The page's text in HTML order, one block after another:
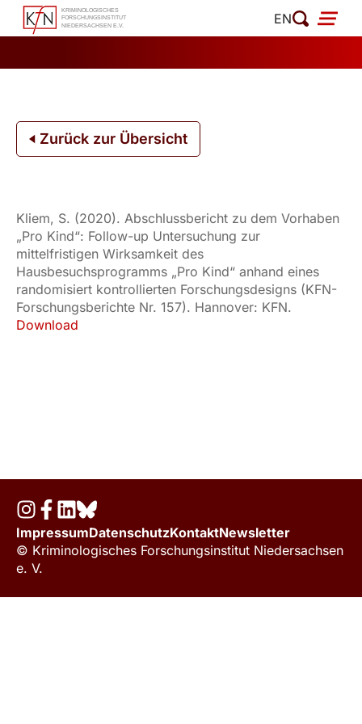
Zum
Inhalt
EN
Zurück zur Übersicht
Kliem, S. (2020). Abschlussbericht zu dem Vorhaben
„Pro Kind“: Follow-up Untersuchung zur
mittelfristigen Wirksamkeit des
Hausbesuchsprogramms „Pro Kind“ anhand eines
randomisiert kontrollierten Forschungsdesigns (KFN-
Forschungsberichte Nr. 157). Hannover: KFN.
Download
ImpressumDatenschutzKontaktNewsletter
© Kriminologisches Forschungsinstitut Niedersachsen
e. V.